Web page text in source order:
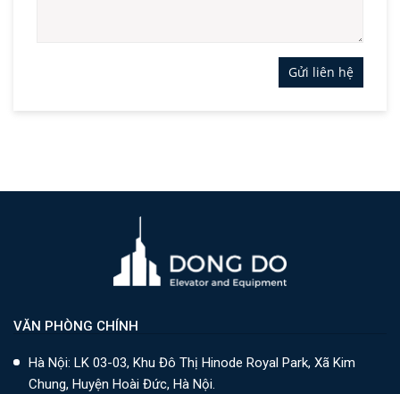
Gửi liên hệ
VĂN PHÒNG CHÍNH
Hà Nội: LK 03-03, Khu Đô Thị Hinode Royal Park, Xã Kim
Chung, Huyện Hoài Đức, Hà Nội.